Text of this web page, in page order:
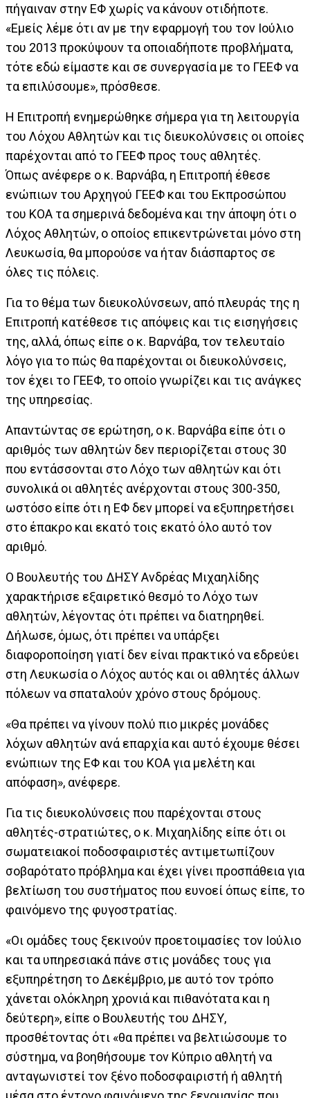
πήγαιναν στην ΕΦ χωρίς να κάνουν οτιδήποτε.
«Εμείς λέμε ότι αν με την εφαρμογή του τον Ιούλιο
του 2013 προκύψουν τα οποιαδήποτε προβλήματα,
τότε εδώ είμαστε και σε συνεργασία με το ΓΕΕΦ να
τα επιλύσουμε», πρόσθεσε.
Η Επιτροπή ενημερώθηκε σήμερα για τη λειτουργία
του Λόχου Αθλητών και τις διευκολύνσεις οι οποίες
παρέχονται από το ΓΕΕΦ προς τους αθλητές.
Όπως ανέφερε ο κ. Βαρνάβα, η Επιτροπή έθεσε
ενώπιων του Αρχηγού ΓΕΕΦ και του Εκπροσώπου
του ΚΟΑ τα σημερινά δεδομένα και την άποψη ότι ο
Λόχος Αθλητών, ο οποίος επικεντρώνεται μόνο στη
Λευκωσία, θα μπορούσε να ήταν διάσπαρτος σε
όλες τις πόλεις.
Για το θέμα των διευκολύνσεων, από πλευράς της η
Επιτροπή κατέθεσε τις απόψεις και τις εισηγήσεις
της, αλλά, όπως είπε ο κ. Βαρνάβα, τον τελευταίο
λόγο για το πώς θα παρέχονται οι διευκολύνσεις,
τον έχει το ΓΕΕΦ, το οποίο γνωρίζει και τις ανάγκες
της υπηρεσίας.
Απαντώντας σε ερώτηση, ο κ. Βαρνάβα είπε ότι ο
αριθμός των αθλητών δεν περιορίζεται στους 30
που εντάσσονται στο Λόχο των αθλητών και ότι
συνολικά οι αθλητές ανέρχονται στους 300-350,
ωστόσο είπε ότι η ΕΦ δεν μπορεί να εξυπηρετήσει
στο έπακρο και εκατό τοις εκατό όλο αυτό τον
αριθμό.
Ο Βουλευτής του ΔΗΣΥ Ανδρέας Μιχαηλίδης
χαρακτήρισε εξαιρετικό θεσμό το Λόχο των
αθλητών, λέγοντας ότι πρέπει να διατηρηθεί.
Δήλωσε, όμως, ότι πρέπει να υπάρξει
διαφοροποίηση γιατί δεν είναι πρακτικό να εδρεύει
στη Λευκωσία ο Λόχος αυτός και οι αθλητές άλλων
πόλεων να σπαταλούν χρόνο στους δρόμους.
«Θα πρέπει να γίνουν πολύ πιο μικρές μονάδες
λόχων αθλητών ανά επαρχία και αυτό έχουμε θέσει
ενώπιων της ΕΦ και του ΚΟΑ για μελέτη και
απόφαση», ανέφερε.
Για τις διευκολύνσεις που παρέχονται στους
αθλητές-στρατιώτες, ο κ. Μιχαηλίδης είπε ότι οι
σωματειακοί ποδοσφαιριστές αντιμετωπίζουν
σοβαρότατο πρόβλημα και έχει γίνει προσπάθεια για
βελτίωση του συστήματος που ευνοεί όπως είπε, το
φαινόμενο της φυγοστρατίας.
«Οι ομάδες τους ξεκινούν προετοιμασίες τον Ιούλιο
και τα υπηρεσιακά πάνε στις μονάδες τους για
εξυπηρέτηση το Δεκέμβριο, με αυτό τον τρόπο
χάνεται ολόκληρη χρονιά και πιθανότατα και η
δεύτερη», είπε ο Βουλευτής του ΔΗΣΥ,
προσθέτοντας ότι «θα πρέπει να βελτιώσουμε το
σύστημα, να βοηθήσουμε τον Κύπριο αθλητή να
ανταγωνιστεί τον ξένο ποδοσφαιριστή ή αθλητή